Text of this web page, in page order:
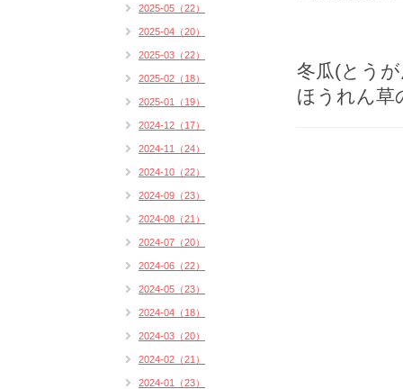
冬瓜(とう
ほうれん草
2025-05（22）
2025-04（20）
2025-03（22）
2025-02（18）
2025-01（19）
2024-12（17）
2024-11（24）
2024-10（22）
2024-09（23）
2024-08（21）
2024-07（20）
2024-06（22）
2024-05（23）
2024-04（18）
2024-03（20）
2024-02（21）
2024-01（23）